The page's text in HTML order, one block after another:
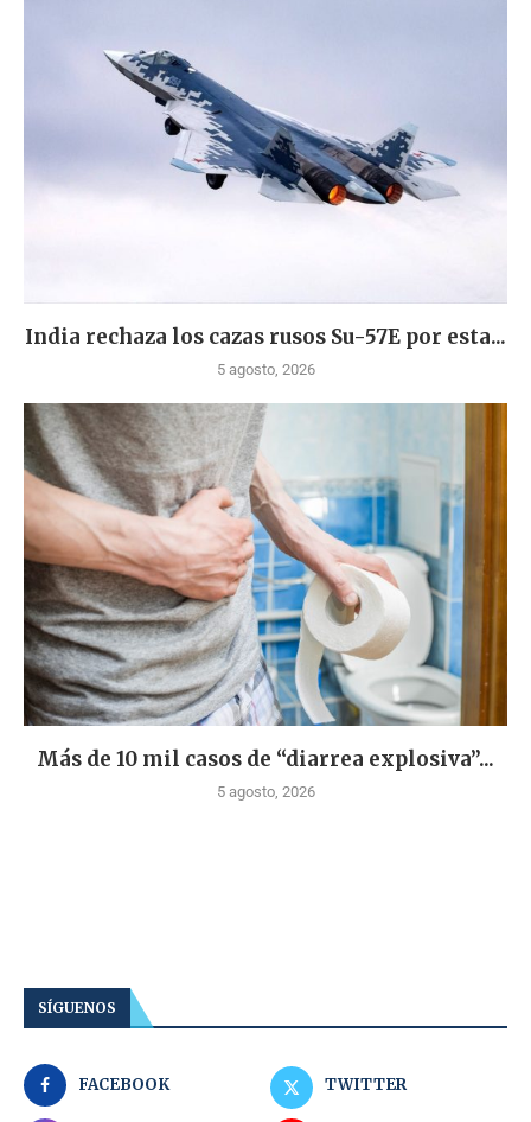
India rechaza los cazas rusos Su-57E por esta...
5 agosto, 2026
Más de 10 mil casos de “diarrea explosiva”...
5 agosto, 2026
SÍGUENOS
FACEBOOK TWITTER